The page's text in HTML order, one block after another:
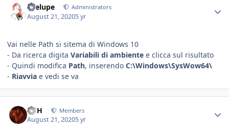
Toelupe Administrators
August 21, 20205 yr
Vai nelle Path si sitema di Windows 10
- Da ricerca digita Variabili di ambiente e clicca sul risultato
- Quindi modifica Path, inserendo C:\Windows\SysWow64\
- Riavvia e vedi se va
HSH Members
August 21, 20205 yr